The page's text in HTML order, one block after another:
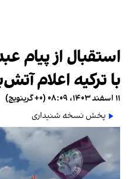
استقبال از پیام
با ترکیه اعلام
۱۱ اسفند ۱۴۰۳، ۰۸:۰۹ (‎+۰ گرینویچ)
پخش نسخه شنیداری